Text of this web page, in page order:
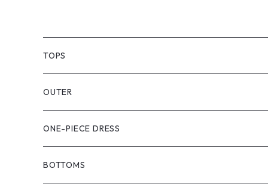
TOPS
PULL OVER
SHIRT
VEST
OUTER
VEST
JACKET
ONE-PIECE DRESS
BOTTOMS